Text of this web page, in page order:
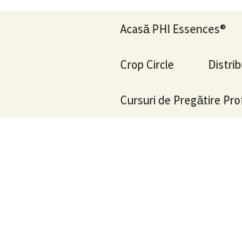
Acasă PHI Essences®
Crop Circle
Cursuri de Pregătire